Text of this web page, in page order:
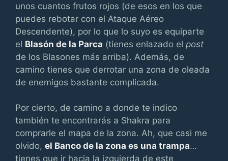
unos cuantos frutos rojos (de esos en los que
puedes rebotar con el Ataque Aéreo
Descendente), por lo que lo suyo es equiparte
el Blasón de la Parca (tienes enlazado el post
de los Blasones más arriba). Además, de
camino tienes que derrotar una zona de oleada
de enemigos bastante complicada.
Por cierto, de camino a donde te indico
también te encontrarás a Shakra para
comprarle el mapa de la zona. Ah, que casi me
olvido, el Banco de la zona es una trampa…
tienes que ir hacia la izquierda de este